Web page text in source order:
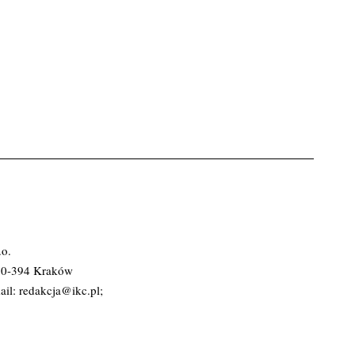
394 Kraków
redakcja@ikc.pl;